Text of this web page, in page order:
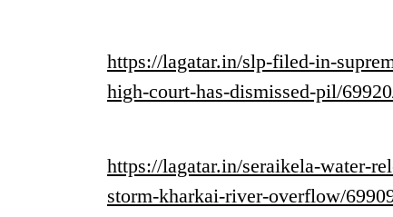
https://lagatar.in/slp-filed-in-
high-court-has-dismissed-pil/
https://lagatar.in/seraikela-water-
storm-kharkai-river-overflow/